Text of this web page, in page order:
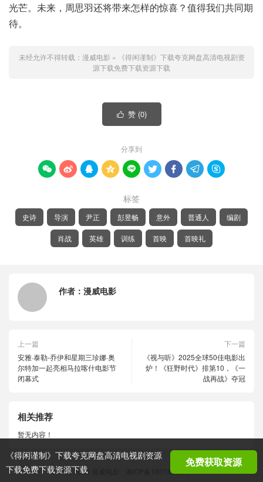
《得闲谨制》下载夸克网盘高清电视剧资源
下载免费下载资源下载
免费获取资源
光芒。未来，周思羽还将带来怎样的惊喜？值得我们共同期
待。
未经允许不得转载： 漫威电影 »
《得闲谨制》下载夸克网盘高清电视剧资
源下载免费下载资源下载
 赞 (0)
分享到
        
标签
史诗 导演 尹正 彭昱畅 意外 普通人 编剧
肖战 英雄 训练 首映 首映礼
作者： 漫威电影
上一篇
安雅·泰勒-乔伊和星期三珍娜·奥
尔特加一起亮相马拉喀什电影节
闭幕式
下一篇
《视与听》2025全球50佳电影出
炉！《狂野时代》排第10，《一
战再战》夺冠
相关推荐
暂无内容！
© 2026 湘ICP备18018686号-1